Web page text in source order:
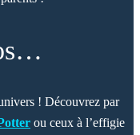
! Découvrez par
ou ceux à l’effigie